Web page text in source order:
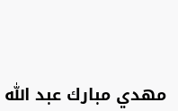
مهدي مبارك عبد الله